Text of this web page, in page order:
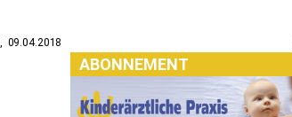
09.04.2018
ABONNEMENT